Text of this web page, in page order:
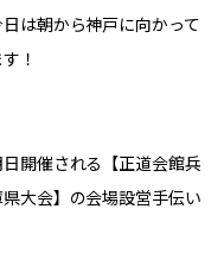
は朝から神戸に向かって
！
開催される【正道会館兵
大会】の会場設営手伝い